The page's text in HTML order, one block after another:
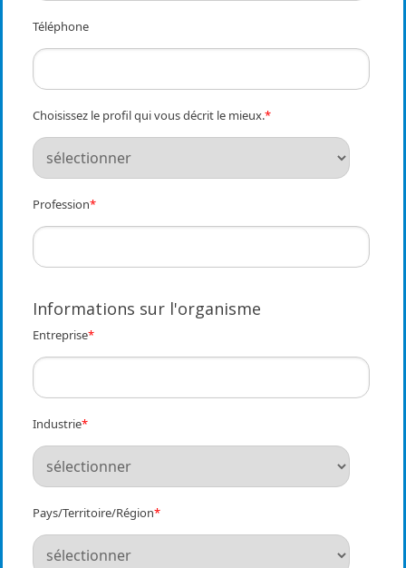
Téléphone
Choisissez le profil qui vous décrit le mieux.*
Profession*
Informations sur l'organisme
Entreprise*
Industrie*
Pays/Territoire/Région*